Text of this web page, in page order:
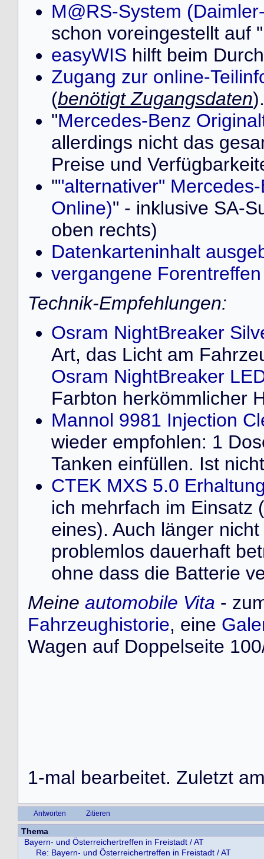
M@RS-System
schon voreingestellt auf
easyWIS hilft beim
Zugang zur online-
(benötigt Zugangsdaten).
"Mercedes-Benz
allerdings nicht das
Preise und
""alternativer"
Online)" - inklusive SA-
oben rechts)
Datenkarteninhalt
vergangene Forentreffen
Technik-Empfehlungen:
Osram NightBreaker
Art, das Licht am
Osram NightBreaker
Farbton herkömmlicher
Mannol 9981 Injection
wieder empfohlen: 1
Tanken einfüllen. Ist
CTEK MXS 5.0
ich mehrfach im Einsatz
eines). Auch länger
problemlos dauerhaft
ohne dass die Batterie
Meine automobile Vita -
Fahrzeughistorie, eine
Wagen auf Doppelseite
1-mal bearbeitet. Zuletzt
Antworten Zitieren
Thema
Bayern- und Österreichertreffen in Freistadt / AT
Re: Bayern- und Österreichertreffen in Freistadt / AT